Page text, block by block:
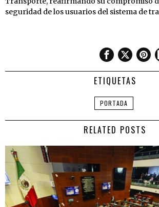
seguridad de los usuarios del sistema de
ETIQUETAS
PORTADA
RELATED POSTS